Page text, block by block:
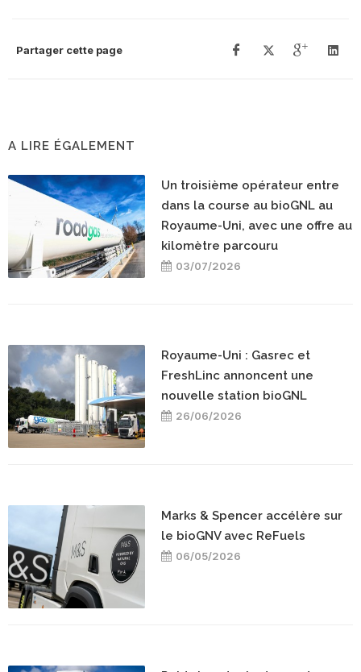
Partager cette page
A LIRE ÉGALEMENT
Un troisième opérateur entre
dans la course au bioGNL au
Royaume-Uni, avec une offre au
kilomètre parcouru
03/07/2026
Royaume-Uni : Gasrec et
FreshLinc annoncent une
nouvelle station bioGNL
26/06/2026
Marks & Spencer accélère sur
le bioGNV avec ReFuels
06/05/2026